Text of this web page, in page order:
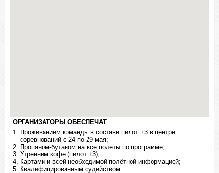
ОРГАНИЗАТОРЫ ОБЕСПЕЧАТ
Проживанием команды в составе пилот +3 в центре
соревнований с 24 по 29 мая;
Пропаном-бутаном на все полеты по программе;
Утренним кофе (пилот +3);
Картами и всей необходимой полётной информацией;
Квалифицированным судейством.